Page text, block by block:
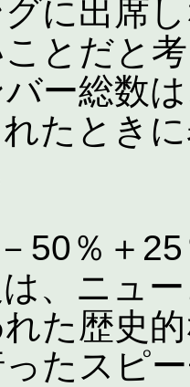
に出席
とだと
ー総数
たとき
－50％＋
、ニュ
た歴史
たスピ